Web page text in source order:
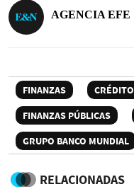
AGENCIA EFE
FINANZAS CRÉDITO
FINANZAS PÚBLICAS
GRUPO BANCO MUNDIAL
RELACIONADAS